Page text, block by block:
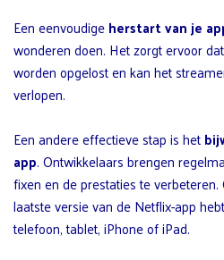
Een eenvoudigeherstart van je
wonderen doen. Het zorgt ervoor
worden opgelost en kan het
verlopen.
Een andere effectieve stap is het
app. Ontwikkelaars brengen
fixen en de prestaties te
laatste versie van de Netflix-app
telefoon, tablet, iPhone of iPad.